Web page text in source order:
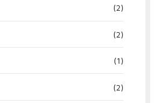
(2)
(2)
(1)
(2)